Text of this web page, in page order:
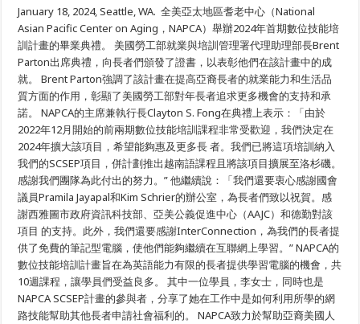
옹
호
와
리
더
십
으
로
NAPCA
평
생
공
로
상
의
영
예
를
얻
다
美
亞
耆
老
中
心
（National
Asian
Pacific
Center
on
Aging，
NAPCA）
舉
辦
2024
年
首
期
數
位
技
能
培
訓
計
January 18, 2024, Seattle, WA. 全美亞太地區耆老中心（National
Asian Pacific Center on Aging，NAPCA）舉辦2024年首期數位技能培
訓計畫的畢業典禮。 美國勞工部就業與培訓管理署代理助理部長Brent
Parton出席典禮，向長者們頒發了證書，以表彰他們在該計畫中的成
就。 Brent Parton強調了該計畫在提高亞裔長者的就業能力和生活品
質方面的作用，彰顯了美國勞工部對年長者追求更多機會的支持和承
諾。 NAPCA的主席兼執行長Clayton S. Fong在典禮上表示：「由於
2022年12月開始的前兩期數位技能培訓課程非常受歡迎，我們決定在
2024年擴大該項目，希望能夠惠及更多長 者。我們已將這項培訓納入
我們的SCSEP項目，併計劃推出越南語課程且將該項目擴展至洛杉磯。
感謝我們團隊為此付出的努力。” 他繼續說：「我們還要衷心感謝國會
議員Pramila Jayapal和Kim Schrier的辦公室，為長者們致以祝賀。感
謝西雅圖市政府資訊科技部、亞美公義促進中心（AAJC）和德勤對該
項目 的支持。此外，我們還要感謝InterConnection，為我們的長者提
供了免費的筆記型電腦，使他們能夠繼續在互聯網上學習。” NAPCA的
數位技能培訓計畫旨在為英語能力有限的長者提供學習電腦的機會，共
10週課程，讓學員們受益良多。 其中一位學員，李女士，同時也是
NAPCA SCSEP計畫的參與者，分享了她在工作中是如何利用所學的網
路技能幫助其他長者申請社會福利的。 NAPCA致力於幫助亞裔美國人